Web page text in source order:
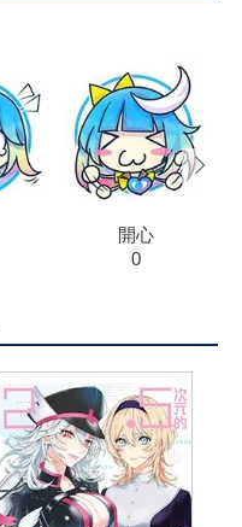
開心
0
next